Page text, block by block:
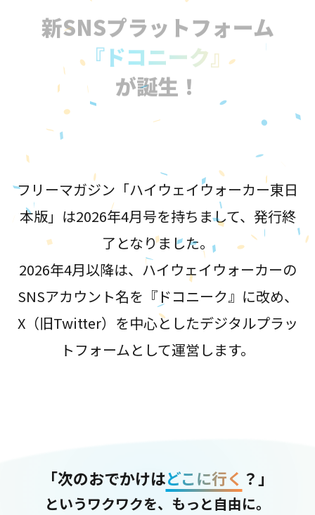
新SNSプラットフォーム
『ドコニーク』
が誕生！
フリーマガジン「ハイウェイウォーカー東日
本版」は2026年4月号を持ちまして、発行終
了となりました。
2026年4月以降は、ハイウェイウォーカーの
SNSアカウント名を『ドコニーク』に改め、
X（旧Twitter）を中心としたデジタルプラッ
トフォームとして運営します。
「次のおでかけはどこに行く ？」
というワクワクを、もっと自由に。